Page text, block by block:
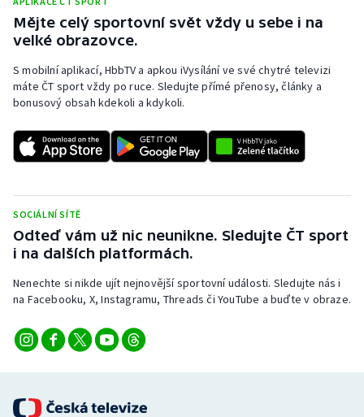
Mějte celý sportovní svět vždy u sebe i na
velké obrazovce.
S mobilní aplikací, HbbTV a apkou iVysílání ve své chytré televizi
máte ČT sport vždy po ruce. Sledujte přímé přenosy, články a
bonusový obsah kdekoli a kdykoli.
SOCIÁLNÍ SÍTĚ
Odteď vám už nic neunikne. Sledujte ČT sport
i na dalších platformách.
Nenechte si nikde ujít nejnovější sportovní události. Sledujte nás i
na Facebooku, X, Instagramu, Threads či YouTube a buďte v obraze.